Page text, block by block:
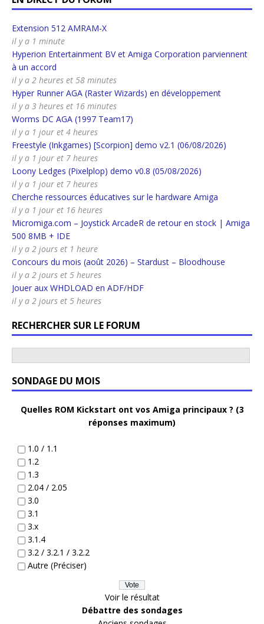
Extension 512 AMRAM-X
il y a 1 minute
Hyperion Entertainment BV et Amiga Corporation parviennent
à un accord
il y a 2 heures et 58 minutes
Hyper Runner AGA (Raster Wizards) en développement
il y a 3 heures et 16 minutes
Worms DC AGA (1997 Team17)
il y a 1 jour et 4 heures
Freestyle (Inkgames) [Scorpion] demo v2.1 (06/08/2026)
il y a 1 jour et 7 heures
Loony Ledges (Pixelplop) demo v0.8 (05/08/2026)
il y a 1 jour et 7 heures
Cherche ressources éducatives sur le hardware Amiga
il y a 1 jour et 16 heures
Micromiga.com – Joystick ArcadeR de retour en stock | Amiga
500 8MB + IDE
il y a 2 jours et 1 heure
Concours du mois (août 2026) – Stardust – Bloodhouse
il y a 2 jours et 5 heures
Jouer aux WHDLOAD en ADF/HDF
il y a 2 jours et 5 heures
RECHERCHER SUR LE FORUM
SONDAGE DU MOIS
Quelles ROM Kickstart ont vos Amiga principaux ? (3
réponses maximum)
1.0 / 1.1
1.2
1.3
2.04 / 2.05
3.0
3.1
3.x
3.1.4
3.2 / 3.2.1 / 3.2.2
Autre (Préciser)
Voir le résultat
Débattre des sondages